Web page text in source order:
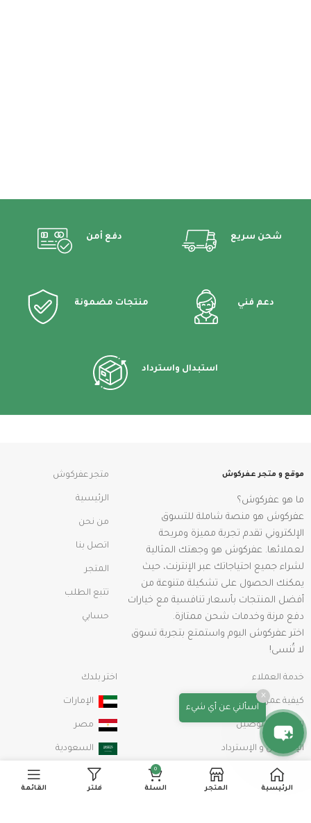
شحن سريع دفع أمن
دعم فني منتجات مضمونة
استبدال واسترداد
موقع و متجر عفركوش
ما هو عفركوش؟
عفركوش هو منصة شاملة للتسوق
الإلكتروني تقدم تجربة مميزة ومريحة
لعملائها. عفركوش هو وجهتك المثالية
لشراء جميع احتياجاتك عبر الإنترنت، حيث
يمكنك الحصول على تشكيلة متنوعة من
أفضل المنتجات بأسعار تنافسية مع خيارات
دفع مرنة وخدمات شحن ممتازة.
اختر عفركوش اليوم واستمتع بتجربة تسوق
لا تُنسى!
متجر عفركوش
الرئيسية
من نحن
اتصل بنا
المتجر
تتبع الطلب
حسابي
خدمة العملاء
كيفية عمل طلب شراء
الشحن والتوصيل
الإستبدال و الإسترداد
سياسة الخصوصية
اختر بلدك
الإمارات
مصر
السعودية
اسألني عن أي شيء
×
الرئيسية المتجر
0
السلة فلتر القائمة